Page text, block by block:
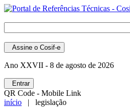
Assine o Cosif-e
Ano XXVII - 8 de agosto de 2026
Entrar
QR Code - Mobile Link
início | legislação